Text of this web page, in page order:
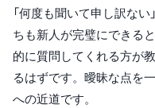
「何度も聞いて申し訳な
ちも新人が完璧にできる
的に質問してくれる方が
るはずです。曖昧な点を
への近道です。